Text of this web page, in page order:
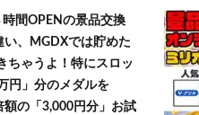
間OPENの景品交換
、MGDXでは貯めた
ちゃうよ！特にスロッ
円」分のメダルを
額の「3,000円分」お試